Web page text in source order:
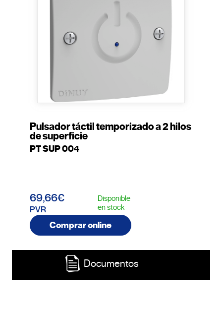
Pulsador táctil temporizado a 2 hilos
de superficie
PT SUP 004
69,66€
PVR
Disponible
en stock
Comprar online
Documentos